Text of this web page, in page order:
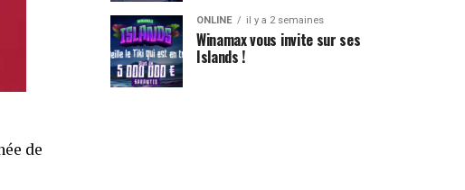
de
ONLINE il y a 2 semaines
Winamax vous invite sur ses
Islands !